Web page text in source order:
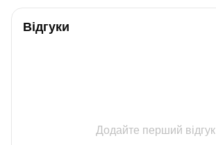
Відгуки
Додайте перший відгук